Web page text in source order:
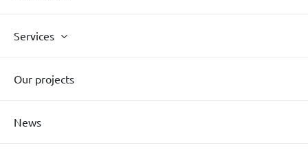
Services
Our projects
News